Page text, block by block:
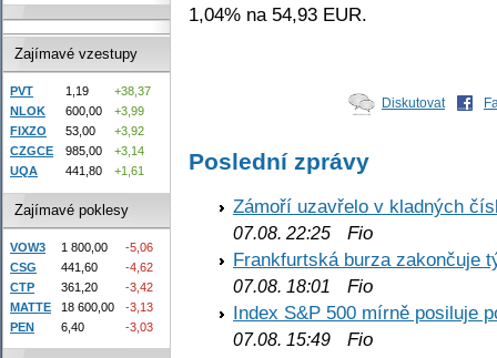
1,04% na 54,93 EUR.
Diskutovat
Poslední zprávy
Zámoří uzavřelo v kladných
07.08. 22:25 Fio
Frankfurtská burza zakončuje
07.08. 18:01
Fio
Index S&P 500 mírně posiluje
07.08. 15:49 Fio
Zajímavé vzestupy
PVT 1,19
+38,37
NLOK
600,00
+3,99
FIXZO
53,00
+3,92
CZGCE
985,00
+3,14
UQA
441,80 +1,61
Zajímavé poklesy
VOW3 1 800,00
-5,06
CSG
441,60
-4,62
CTP
361,20
-3,42
MATTE
18 600,00
-3,13
PEN
6,40 -3,03